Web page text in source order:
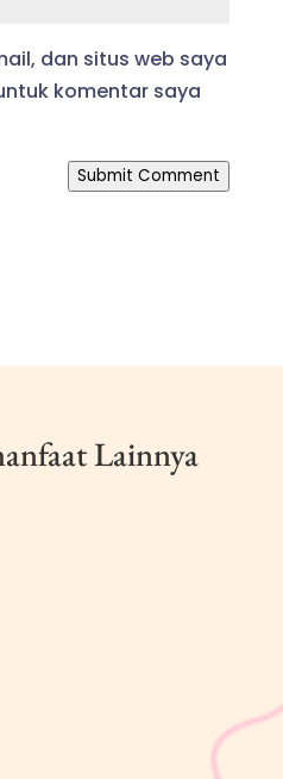
dan situs web saya
komentar saya
Submit Comment
Lainnya